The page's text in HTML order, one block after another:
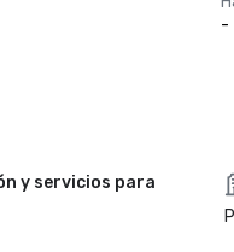
-
y servicios para